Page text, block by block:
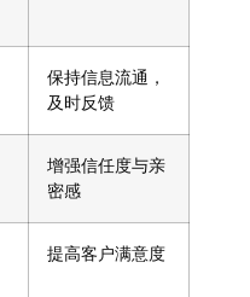
保持信息流通，
及时反馈
增强信任度与亲
密感
提高客户满意度